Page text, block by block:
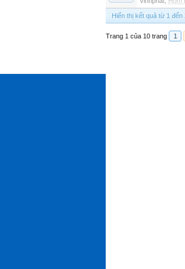
Hiển thị kết quả từ 1 đến
Trang 1 của 10 trang 1